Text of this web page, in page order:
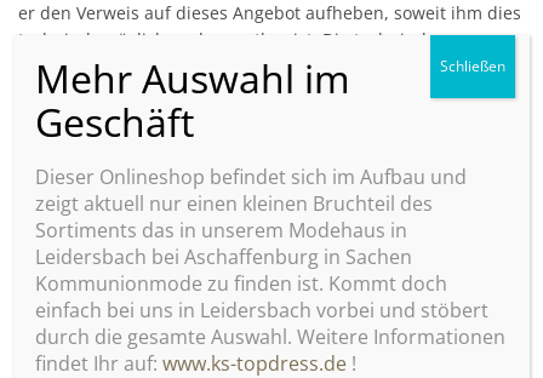
er den Verweis auf dieses Angebot aufheben, soweit ihm dies
technisch möglich und zumutbar ist. Die technische
Möglichkeit und Zumutbarkeit wird nicht dadurch beeinflusst,
dass auch nach Unterbindung des Zugriffs von unserer
Homepage von anderen Servern aus auf das rechtswidrige
Bilder sowie Grafiken unterliegen dem Urheberrecht.
Änderungen und Irrtümer vorbehalten.
Alternative Streitbeilegung gemäß Art. 14 Abs. 1 ODR-VO und § 36 VSBG:
Zur Teilnahme an einem Streitbeilegungsverfahren vor einer
Verbraucherschlichtungsstelle sind wir nicht verpflichtet und
nicht bereit.
Dieser Onlineshop befindet sich im Aufbau und
zeigt aktuell nur einen kleinen Bruchteil des
Sortiments das in unserem Modehaus in
Leidersbach bei Aschaffenburg in Sachen
Kommunionmode zu finden ist. Kommt doch
einfach bei uns in Leidersbach vorbei und stöbert
durch die gesamte Auswahl. Weitere Informationen
findet Ihr auf:www.ks-topdress.de !